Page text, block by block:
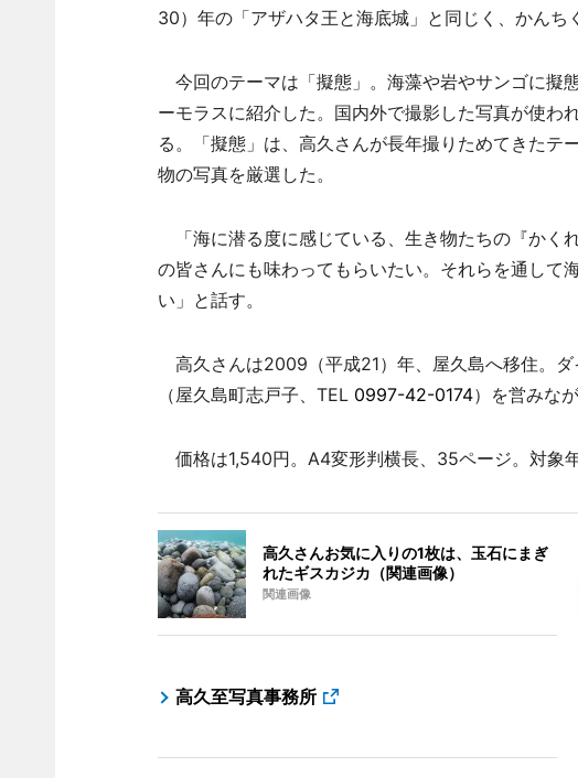
30）年の「アザハタ王と海底城」と同じく、かんち
今回のテーマは「擬態」。海藻や岩やサンゴに擬
ーモラスに紹介した。国内外で撮影した写真が使わ
る。「擬態」は、高久さんが長年撮りためてきたテ
物の写真を厳選した。
「海に潜る度に感じている、生き物たちの『かく
の皆さんにも味わってもらいたい。それらを通して
い」と話す。
高久さんは2009（平成21）年、屋久島へ移住。ダ
（屋久島町志戸子、TEL 0997-42-0174）を営みな
価格は1,540円。A4変形判横長、35ページ。対象
高久さんお気に入りの1枚は、玉石にまぎ
れたギスカジカ（関連画像）
関連画像
高久至写真事務所